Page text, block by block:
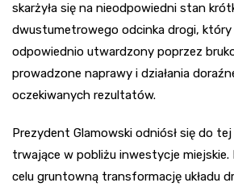
skarżyła się na nieodpowiedni stan
dwustumetrowego odcinka drogi, który
odpowiednio utwardzony poprzez
prowadzone naprawy i działania
oczekiwanych rezultatów.
Prezydent Glamowski odniósł się do
trwające w pobliżu inwestycje miejskie.
celu gruntowną transformację układu